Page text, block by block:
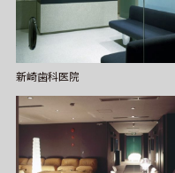
新崎歯科医院